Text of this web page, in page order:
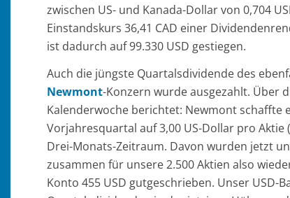
zwischen US- und Kanada-Dollar von 0,704
Einstandskurs 36,41 CAD einer
ist dadurch auf 99.330 USD gestiegen.
Auch die jüngste Quartalsdividende des
Newmont-Konzern wurde ausgezahlt. Über
Kalenderwoche berichtet: Newmont schaffte
Vorjahresquartal auf 3,00 US-Dollar pro
Drei-Monats-Zeitraum. Davon wurden jetzt
zusammen für unsere 2.500 Aktien also
Konto 455 USD gutgeschrieben. Unser USD-